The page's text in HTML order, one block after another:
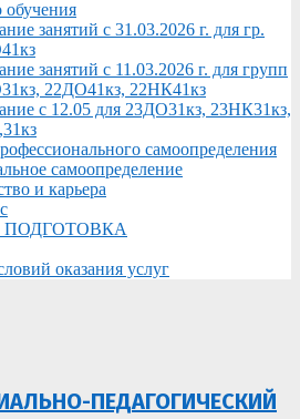
обучения
занятий с 31.03.2026 г. для гр.
занятий с 11.03.2026 г. для групп
22ДО41кз, 22НК41кз
с 12.05 для 23ДО31кз, 23НК31кз,
самоопределения
самоопределение
и карьера
ПОДГОТОВКА
оказания услуг
ПЕДАГОГИЧЕСКИЙ